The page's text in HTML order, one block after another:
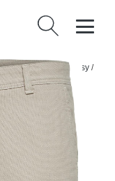
Vyhledávání
Kraťasy / Chino kraťasy /
béžová